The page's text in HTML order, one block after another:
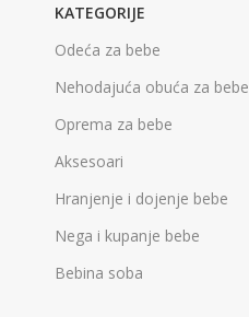
KATEGORIJE
Odeća za bebe
Nehodajuća obuća za bebe
Oprema za bebe
Aksesoari
Hranjenje i dojenje bebe
Nega i kupanje bebe
Bebina soba